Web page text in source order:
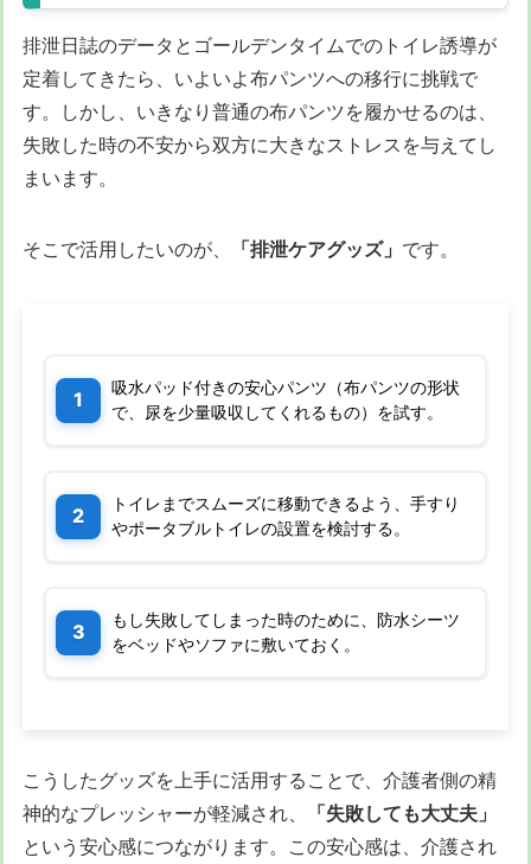
排泄日誌のデータとゴールデンタイムでのトイレ誘導が
定着してきたら、いよいよ布パンツへの移行に挑戦で
す。しかし、いきなり普通の布パンツを履かせるのは、
失敗した時の不安から双方に大きなストレスを与えてし
まいます。
そこで活用したいのが、 「排泄ケアグッズ」 です。
吸水パッド付きの安心パンツ（布パンツの形状
で、尿を少量吸収してくれるもの）を試す。
トイレまでスムーズに移動できるよう、手すり
やポータブルトイレの設置を検討する。
もし失敗してしまった時のために、防水シーツ
をベッドやソファに敷いておく。
こうしたグッズを上手に活用することで、介護者側の精
神的なプレッシャーが軽減され、
「失敗しても大丈夫」
という安心感につながります。この安心感は、介護され